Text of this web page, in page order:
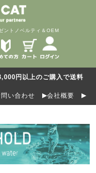
ント ノベルティ＆OEM
円以上のご購入で送料
問い合わせ
会社概要